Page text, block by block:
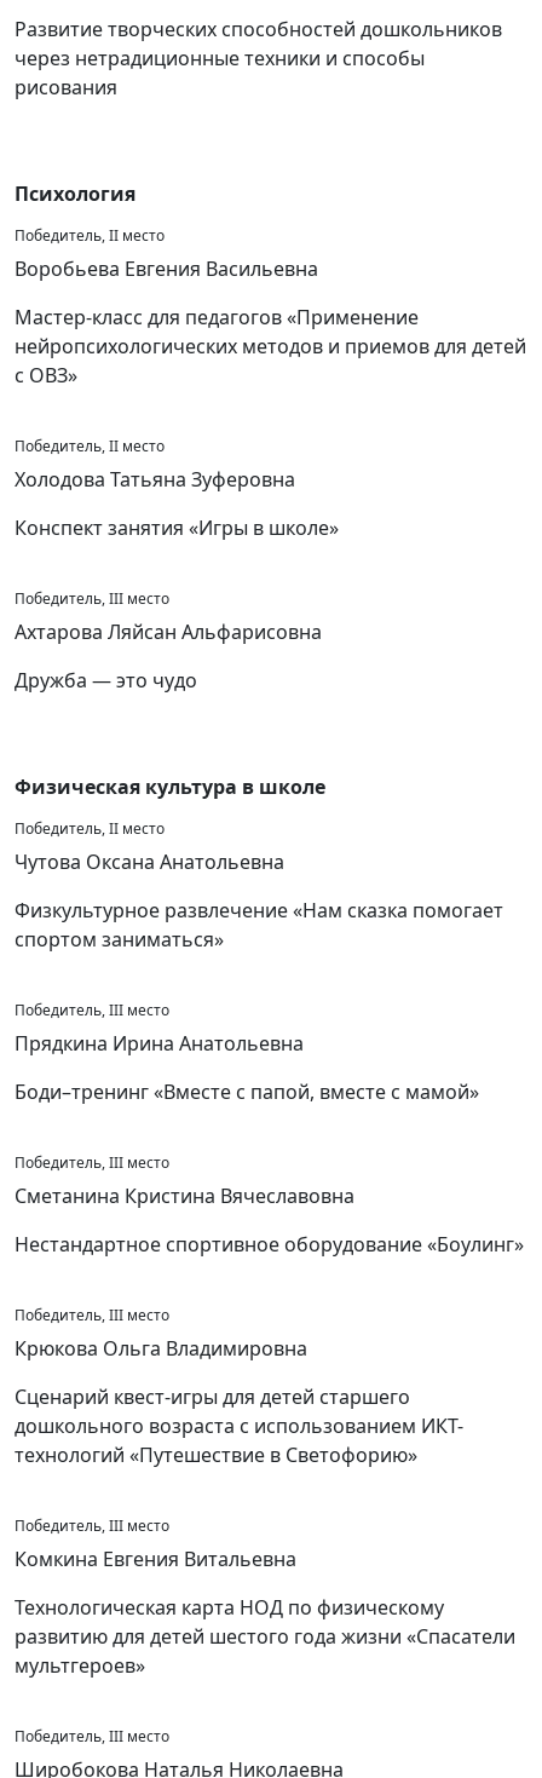
Развитие творческих способностей дошкольников
через нетрадиционные техники и способы
рисования
Психология
Победитель, II место
Воробьева Евгения Васильевна
Мастер-класс для педагогов «Применение
нейропсихологических методов и приемов для детей
с ОВЗ»
Победитель, II место
Холодова Татьяна Зуферовна
Конспект занятия «Игры в школе»
Победитель, III место
Ахтарова Ляйсан Альфарисовна
Дружба — это чудо
Физическая культура в школе
Победитель, II место
Чутова Оксана Анатольевна
Физкультурное развлечение «Нам сказка помогает
спортом заниматься»
Победитель, III место
Прядкина Ирина Анатольевна
Боди–тренинг «Вместе с папой, вместе с мамой»
Победитель, III место
Сметанина Кристина Вячеславовна
Нестандартное спортивное оборудование «Боулинг»
Победитель, III место
Крюкова Ольга Владимировна
Сценарий квест-игры для детей старшего
дошкольного возраста с использованием ИКТ-
технологий «Путешествие в Светофорию»
Победитель, III место
Комкина Евгения Витальевна
Технологическая карта НОД по физическому
развитию для детей шестого года жизни «Cпасатели
мультгероев»
Победитель, III место
Широбокова Наталья Николаевна